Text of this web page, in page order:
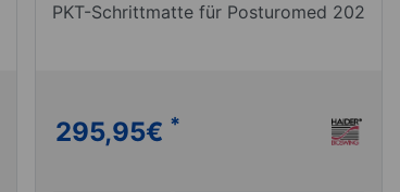
PKT-Schrittmatte für Posturomed 202
295,95€ *